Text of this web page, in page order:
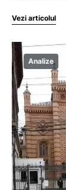
Vezi articolul
Analize